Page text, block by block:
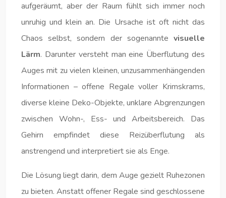
aufgeräumt, aber der Raum fühlt sich immer noch
unruhig und klein an. Die Ursache ist oft nicht das
Chaos selbst, sondern der sogenannte visuelle
Lärm. Darunter versteht man eine Überflutung des
Auges mit zu vielen kleinen, unzusammenhängenden
Informationen – offene Regale voller Krimskrams,
diverse kleine Deko-Objekte, unklare Abgrenzungen
zwischen Wohn-, Ess- und Arbeitsbereich. Das
Gehirn empfindet diese Reizüberflutung als
anstrengend und interpretiert sie als Enge.
Die Lösung liegt darin, dem Auge gezielt Ruhezonen
zu bieten. Anstatt offener Regale sind geschlossene